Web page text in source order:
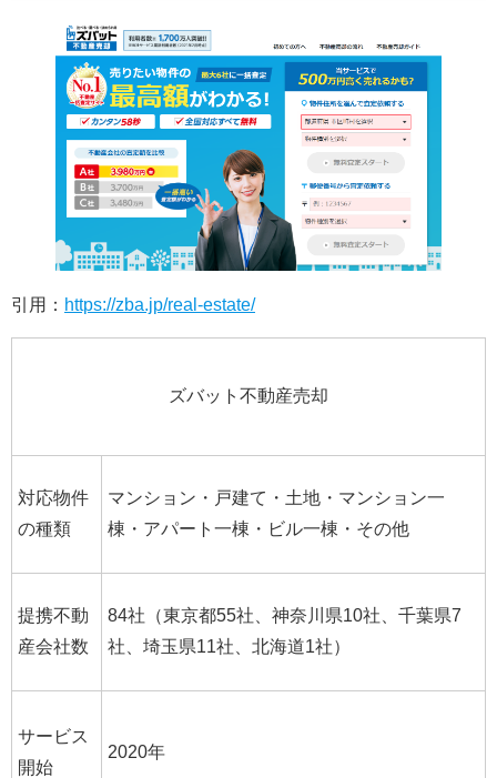
引用： https://zba.jp/real-estate/
ズバット不動産売却
対応物件
の種類
マンション・戸建て・土地・マンション一
棟・アパート一棟・ビル一棟・その他
提携不動
産会社数
84社（東京都55社、神奈川県10社、千葉県7
社、埼玉県11社、北海道1社）
サービス
開始
2020年